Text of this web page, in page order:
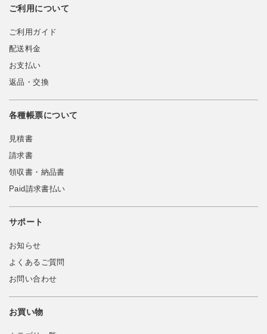
ご利用について
ご利用ガイド
配送料金
お支払い
返品・交換
各種帳票について
見積書
請求書
領収書・納品書
Paid請求書払い
サポート
お知らせ
よくあるご質問
お問い合わせ
お買い物